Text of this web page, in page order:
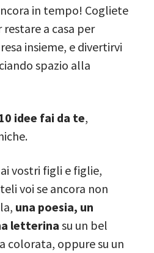
in tempo! Cogliete
restare a casa per
insieme, e divertirvi
spazio alla
idee fai da te,
vostri figli e figlie,
voi se ancora non
una poesia, un
letterina su un bel
colorata, oppure su un